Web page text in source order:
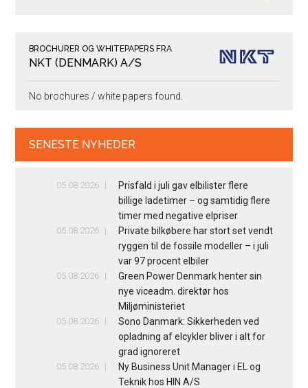
BROCHURER OG WHITEPAPERS FRA
NKT (DENMARK) A/S
No brochures / white papers found.
SENESTE NYHEDER
05.08.2026
Prisfald i juli gav elbilister flere
billige ladetimer – og samtidig flere
timer med negative elpriser
05.08.2026
Private bilkøbere har stort set vendt
ryggen til de fossile modeller – i juli
var 97 procent elbiler
05.08.2026
Green Power Denmark henter sin
nye viceadm. direktør hos
Miljøministeriet
05.08.2026
Sono Danmark: Sikkerheden ved
opladning af elcykler bliver i alt for
grad ignoreret
05.08.2026
Ny Business Unit Manager i EL og
Teknik hos HIN A/S